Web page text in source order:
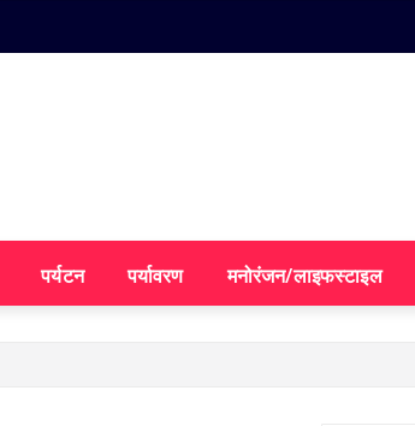
पर्यटन पर्यावरण मनोरंजन/लाइफस्टाइल